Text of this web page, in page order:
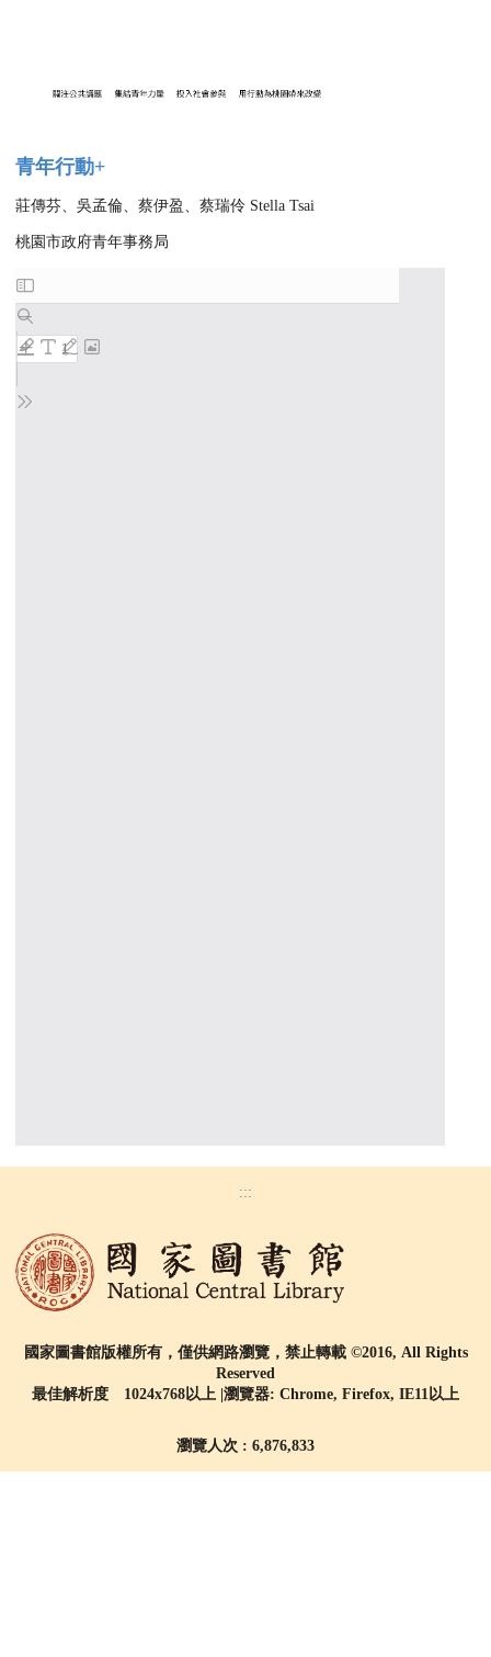
青年行動+
莊傳芬、吳孟倫、蔡伊盈、蔡瑞伶 Stella Tsai
桃園市政府青年事務局
:::
國家圖書館版權所有，僅供網路瀏覽，禁止轉載 ©2016, All Rights
Reserved
最佳解析度 1024x768以上 |瀏覽器: Chrome, Firefox, IE11以上
瀏覽人次 : 6,876,833